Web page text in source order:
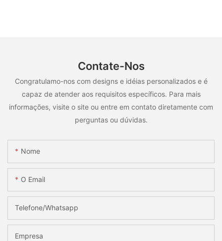
Contate-Nos
Congratulamo-nos com designs e idéias personalizados e é
capaz de atender aos requisitos específicos. Para mais
informações, visite o site ou entre em contato diretamente com
perguntas ou dúvidas.
Nome
O Email
Telefone/whatsapp
Empresa